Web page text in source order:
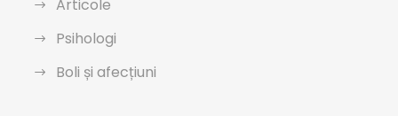
Articole
Psihologi
Boli și afecțiuni